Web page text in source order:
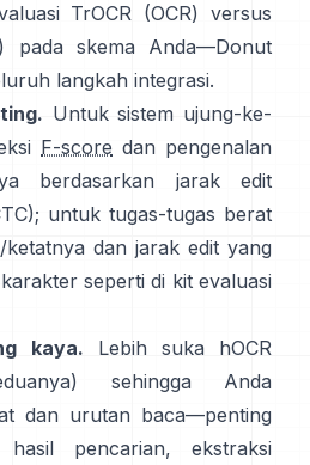
TrOCR (OCR) versus
pada skema Anda—Donut
langkah integrasi.
Untuk sistem ujung-ke-
F-score dan pengenalan
berdasarkan jarak edit
); untuk tugas-tugas berat
dan jarak edit yang
seperti di kit evaluasi
kaya. Lebih suka
hOCR
sehingga Anda
dan urutan baca—penting
pencarian, ekstraksi